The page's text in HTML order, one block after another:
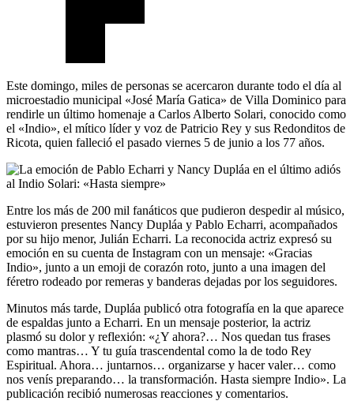
Este domingo, miles de personas se acercaron durante todo el día al
microestadio municipal «José María Gatica» de Villa Dominico para
rendirle un último homenaje a Carlos Alberto Solari, conocido como
el «Indio», el mítico líder y voz de Patricio Rey y sus Redonditos de
Ricota, quien falleció el pasado viernes 5 de junio a los 77 años.
Entre los más de 200 mil fanáticos que pudieron despedir al músico,
estuvieron presentes Nancy Dupláa y Pablo Echarri, acompañados
por su hijo menor, Julián Echarri. La reconocida actriz expresó su
emoción en su cuenta de Instagram con un mensaje: «Gracias
Indio», junto a un emoji de corazón roto, junto a una imagen del
féretro rodeado por remeras y banderas dejadas por los seguidores.
Minutos más tarde, Dupláa publicó otra fotografía en la que aparece
de espaldas junto a Echarri. En un mensaje posterior, la actriz
plasmó su dolor y reflexión: «¿Y ahora?… Nos quedan tus frases
como mantras… Y tu guía trascendental como la de todo Rey
Espiritual. Ahora… juntarnos… organizarse y hacer valer… como
nos venís preparando… la transformación. Hasta siempre Indio». La
publicación recibió numerosas reacciones y comentarios.